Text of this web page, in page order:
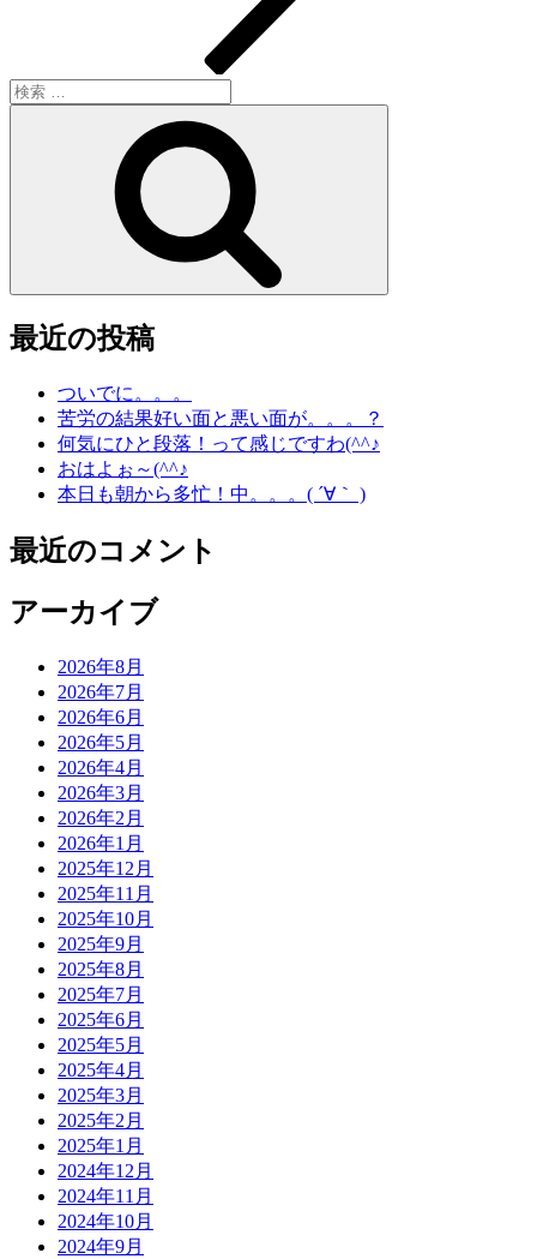
検
索:
最近の投稿
ついでに。。。
苦労の結果好い面と悪い面が。。。？
何気にひと段落！って感じですわ(^^♪
おはよぉ～(^^♪
本日も朝から多忙！中。。。( ´∀｀ )
最近のコメント
アーカイブ
2026年8月
2026年7月
2026年6月
2026年5月
2026年4月
2026年3月
2026年2月
2026年1月
2025年12月
2025年11月
2025年10月
2025年9月
2025年8月
2025年7月
2025年6月
2025年5月
2025年4月
2025年3月
2025年2月
2025年1月
2024年12月
2024年11月
2024年10月
2024年9月